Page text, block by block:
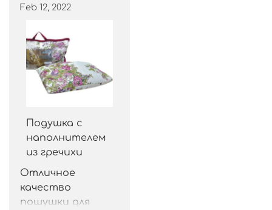
Feb 12, 2022
Подушка с
наполнителем
из гречихи
Отличное
качество
пошушки для